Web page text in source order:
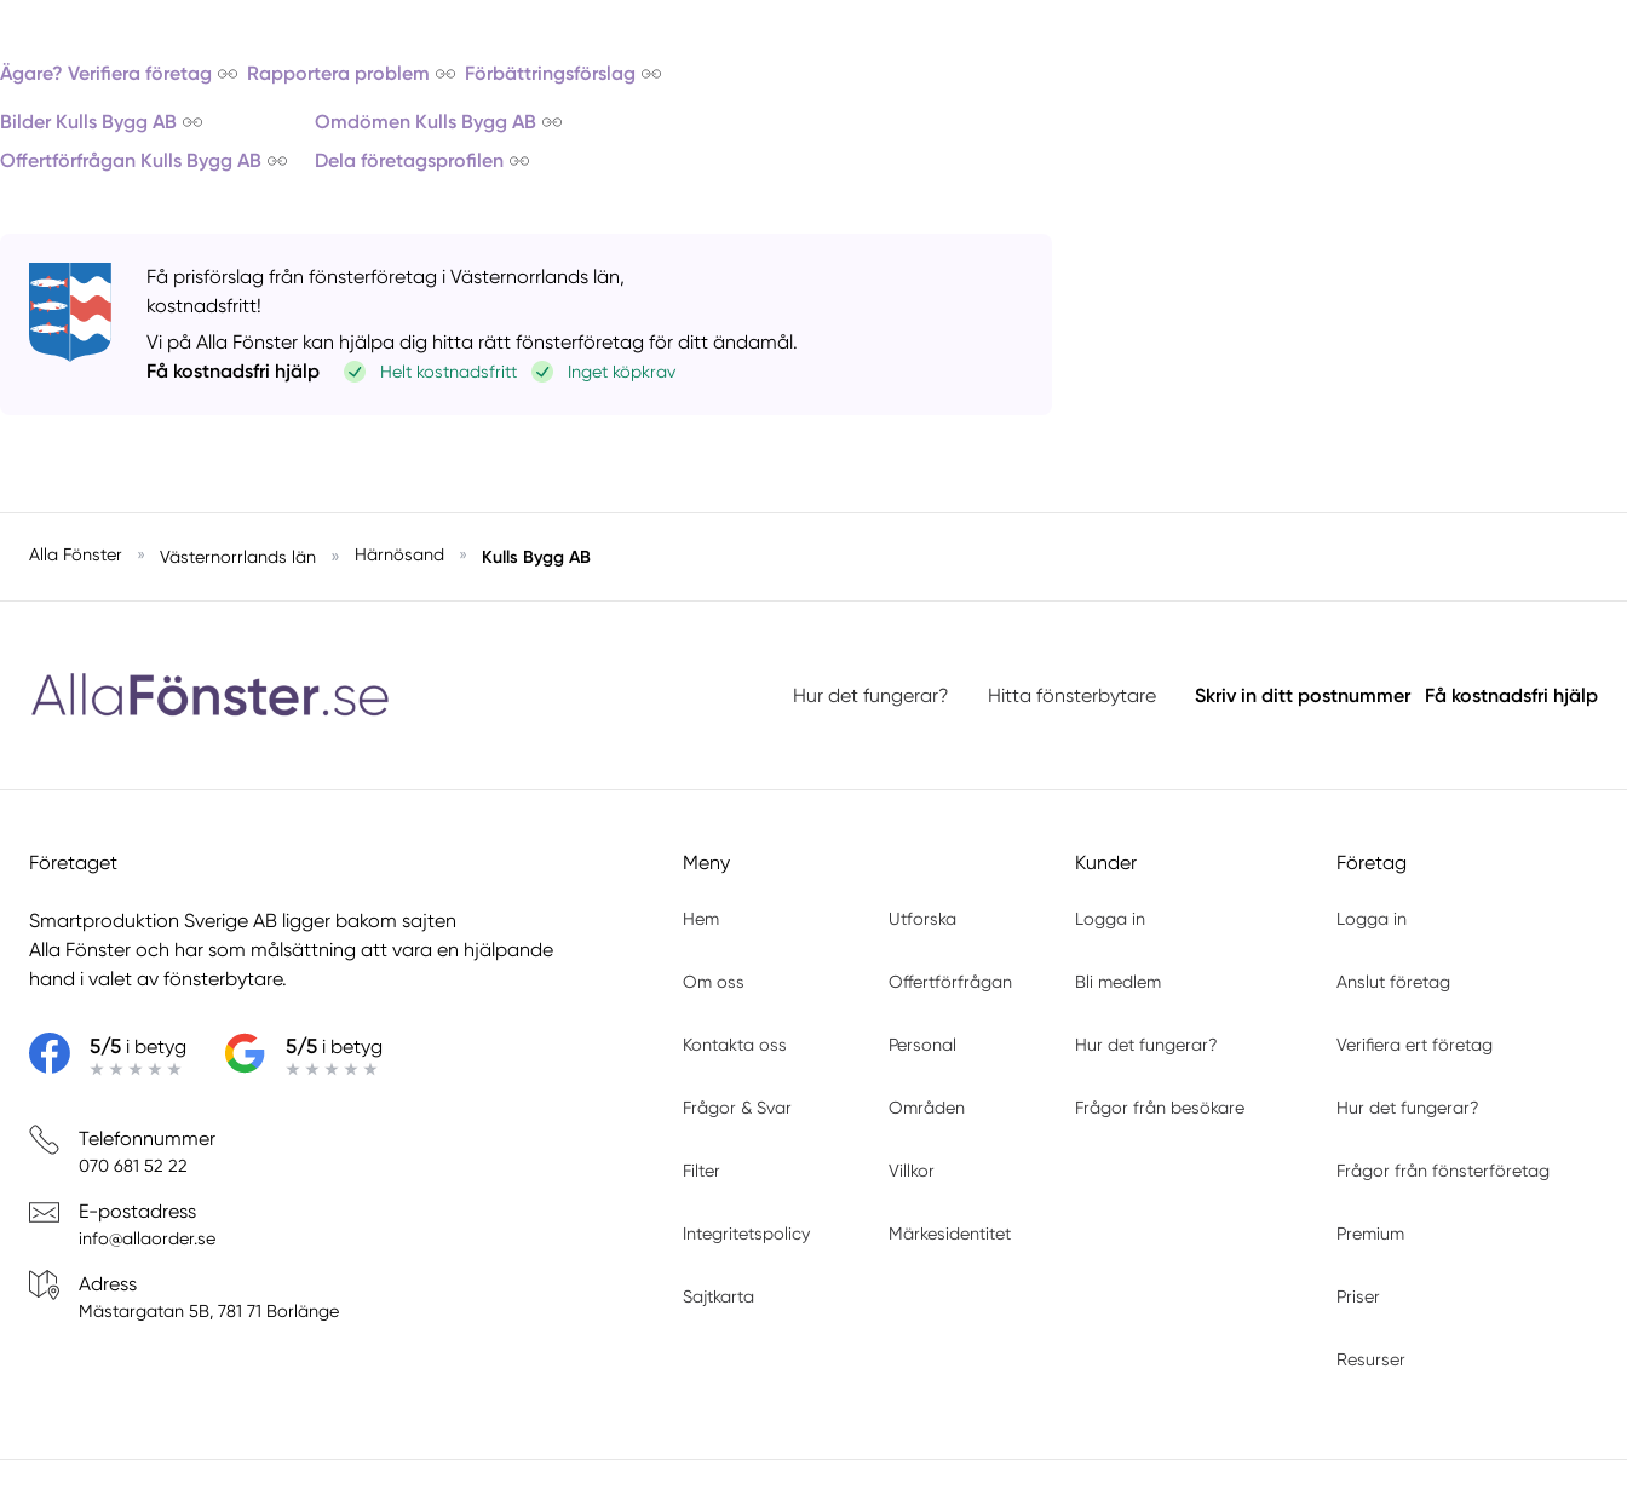
Ägare? Verifiera företag Rapportera problem Förbättringsförslag
Bilder Kulls Bygg AB
Omdömen Kulls Bygg AB
Offertförfrågan Kulls Bygg AB
Dela företagsprofilen
Få prisförslag från fönsterföretag i Västernorrlands län,
kostnadsfritt!
Vi på Alla Fönster kan hjälpa dig hitta rätt fönsterföretag för ditt ändamål.
Få kostnadsfri hjälp
Helt kostnadsfritt Inget köpkrav
Alla Fönster » Västernorrlands län » Härnösand » Kulls Bygg AB
Hur det fungerar? Hitta fönsterbytare Skriv in ditt postnummer Få kostnadsfri hjälp
Företaget
Smartproduktion Sverige AB ligger bakom sajten
Alla Fönster och har som målsättning att vara en hjälpande
hand i valet av fönsterbytare.
5/5 i betyg 5/5 i betyg
Telefonnummer
070 681 52 22
E-postadress
info@allaorder.se
Adress
Mästargatan 5B, 781 71 Borlänge
Meny
Hem Utforska
Om oss Offertförfrågan
Kontakta oss Personal
Frågor & Svar Områden
Filter Villkor
Integritetspolicy Märkesidentitet
Sajtkarta
Kunder
Logga in
Bli medlem
Hur det fungerar?
Frågor från besökare
Företag
Logga in
Anslut företag
Verifiera ert företag
Hur det fungerar?
Frågor från fönsterföretag
Premium
Priser
Resurser